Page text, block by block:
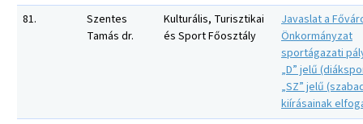
81.
Szentes
Tamás dr.
Kulturális, Turisztikai
és Sport Főosztály
Javaslat a
Önkormányzat
sportágazati
„D” jelű
„SZ” jelű
kiírásainak